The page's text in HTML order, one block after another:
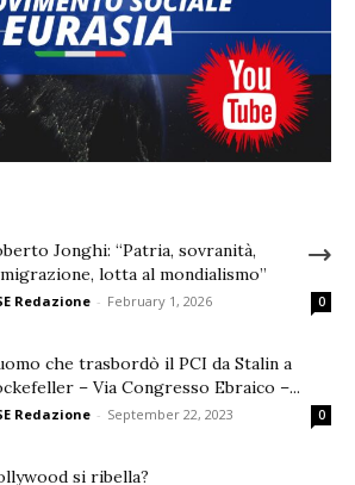
Jonghi: “Patria, sovranità,
lotta al mondialismo”
Redazione - February 1, 2026 0
che trasbordò il PCI da Stalin a
– Via Congresso Ebraico –...
Redazione - September 22, 2023 0
si ribella?